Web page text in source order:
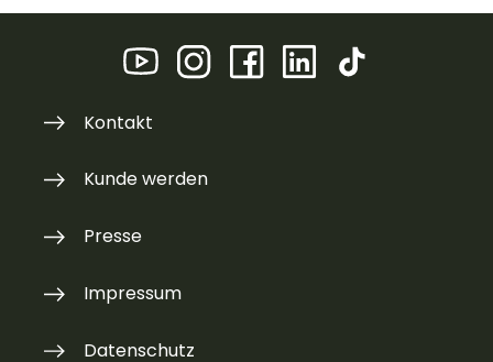
Kontakt
Kunde werden
Presse
Impressum
Datenschutz